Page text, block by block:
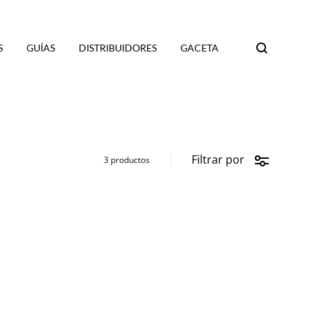
GUÍAS DISTRIBUIDORES GACETA Search
Filtrar por
3 productos